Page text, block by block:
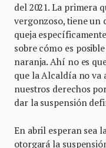
del 2021. La primera
vergonzoso, tiene un
queja
sobre cómo es
naranja. Ahí no es
que la Alcaldía no va
nuestros derechos
dar la suspensión
En abril esperan sea
otorgará la